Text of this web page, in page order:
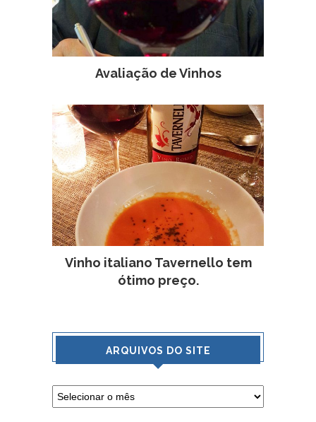
Avaliação de Vinhos
Vinho italiano Tavernello tem
ótimo preço.
ARQUIVOS DO SITE